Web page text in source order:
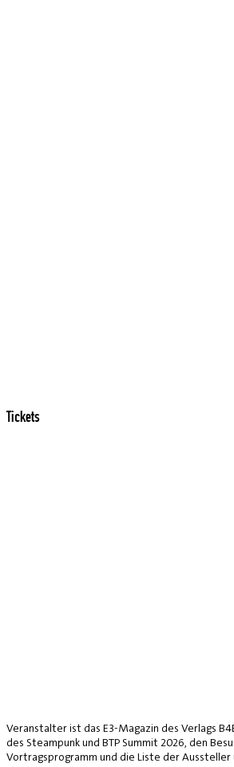
Tickets
Veranstalter ist das E3-Magazin des Verlags
des Steampunk und BTP Summit 2026, den
Vortragsprogramm und die Liste der